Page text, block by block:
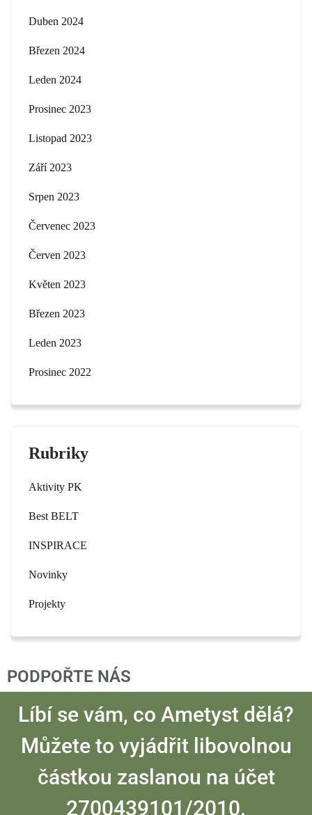
Duben 2024
Březen 2024
Leden 2024
Prosinec 2023
Listopad 2023
Září 2023
Srpen 2023
Červenec 2023
Červen 2023
Květen 2023
Březen 2023
Leden 2023
Prosinec 2022
Rubriky
Aktivity PK
Best BELT
INSPIRACE
Novinky
Projekty
PODPOŘTE NÁS
Líbí se vám, co Ametyst dělá?
Můžete to vyjádřit libovolnou
částkou zaslanou na účet
2700439101/2010.